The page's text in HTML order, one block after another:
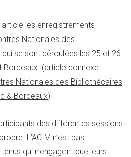
les enregistrements
Nationales des
se sont déroulées les 25 et 26
Bordeaux. (article connexe
Nationales des Bibliothécaires
& Bordeaux)
des différentes sessions
L’ACIM n’est pas
qui n’engagent que leurs